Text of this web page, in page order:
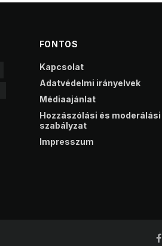
FONTOS
Kapcsolat
Adatvédelmi irányelvek
Médiaajánlat
Hozzászólási és moderálási
szabályzat
Impresszum